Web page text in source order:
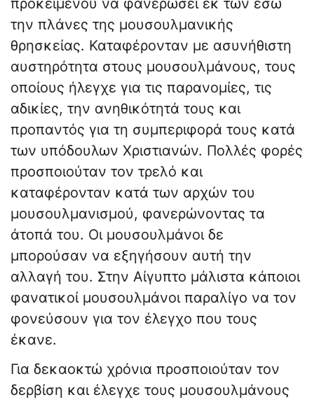
προκειμένου να φανερώσει εκ των έσω
την πλάνες της μουσουλμανικής
θρησκείας. Καταφέρονταν με ασυνήθιστη
αυστηρότητα στους μουσουλμάνους, τους
οποίους ήλεγχε για τις παρανομίες, τις
αδικίες, την ανηθικότητά τους και
προπαντός για τη συμπεριφορά τους κατά
των υπόδουλων Χριστιανών. Πολλές φορές
προσποιούταν τον τρελό και
καταφέρονταν κατά των αρχών του
μουσουλμανισμού, φανερώνοντας τα
άτοπά του. Οι μουσουλμάνοι δε
μπορούσαν να εξηγήσουν αυτή την
αλλαγή του. Στην Αίγυπτο μάλιστα κάποιοι
φανατικοί μουσουλμάνοι παραλίγο να τον
φονεύσουν για τον έλεγχο που τους
έκανε.
Για δεκαοκτώ χρόνια προσποιούταν τον
δερβίση και έλεγχε τους μουσουλμάνους